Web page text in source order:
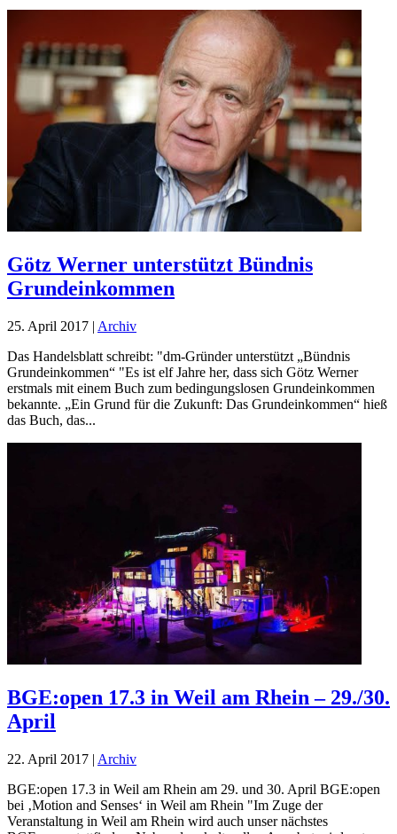
Götz Werner unterstützt Bündnis
Grundeinkommen
25. April 2017 | Archiv
Das Handelsblatt schreibt: "dm-Gründer unterstützt „Bündnis
Grundeinkommen“ "Es ist elf Jahre her, dass sich Götz Werner
erstmals mit einem Buch zum bedingungslosen Grundeinkommen
bekannte. „Ein Grund für die Zukunft: Das Grundeinkommen“ hieß
das Buch, das...
BGE:open 17.3 in Weil am Rhein – 29./30.
April
22. April 2017 | Archiv
BGE:open 17.3 in Weil am Rhein am 29. und 30. April BGE:open
bei ‚Motion and Senses‘ in Weil am Rhein "Im Zuge der
Veranstaltung in Weil am Rhein wird auch unser nächstes